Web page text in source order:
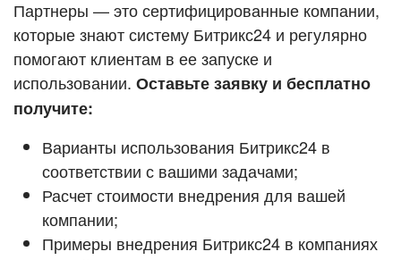
ВХОД
ВХОД
Смотреть видеокейсы
Партнеры — это сертифицированные компании,
которые знают систему Битрикс24 и регулярно
помогают клиентам в ее запуске и
использовании. Оставьте заявку и бесплатно
получите:
Варианты использования Битрикс24 в
соответствии с вашими задачами;
Расчет стоимости внедрения для вашей
компании;
Примеры внедрения Битрикс24 в компаниях